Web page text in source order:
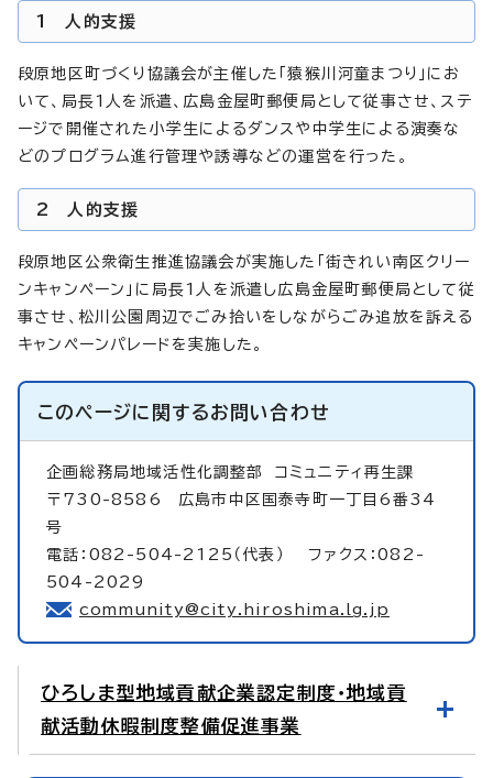
1 人的支援
段原地区町づくり協議会が主催した「猿猴川河童まつり」にお
いて、局長1人を派遣、広島金屋町郵便局として従事させ、ステ
ージで開催された小学生によるダンスや中学生による演奏な
どのプログラム進行管理や誘導などの運営を行った。
2 人的支援
段原地区公衆衛生推進協議会が実施した「街きれい南区クリー
ンキャンペーン」に局長1人を派遣し広島金屋町郵便局として従
事させ、松川公園周辺でごみ拾いをしながらごみ追放を訴える
キャンペーンパレードを実施した。
このページに関するお問い合わせ
企画総務局地域活性化調整部 コミュニティ再生課
〒730-8586 広島市中区国泰寺町一丁目6番34
号
電話：082-504-2125（代表） ファクス：082-
504-2029
community@city.hiroshima.lg.jp
ひろしま型地域貢献企業認定制度・地域貢
献活動休暇制度整備促進事業